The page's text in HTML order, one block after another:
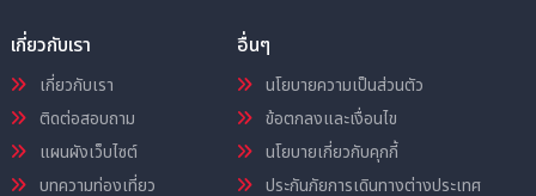
เกี่ยวกับเรา
เกี่ยวกับเรา
ติดต่อสอบถาม
แผนผังเว็บไซต์
บทความท่องเที่ยว
อื่นๆ
นโยบายความเป็นส่วนตัว
ข้อตกลงและเงื่อนไข
นโยบายเกี่ยวกับคุกกี้
ประกันภัยการเดินทางต่างประเทศ